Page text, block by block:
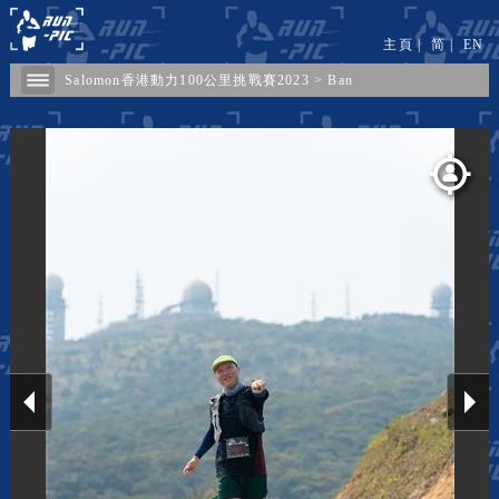
Salomon香港動力100公里挑戰賽2023 >Ban
主頁 | 简| EN